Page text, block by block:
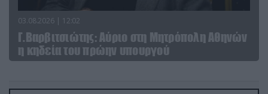
03.08.2026 | 12:02
Γ.Βαρβιτσιώτης: Aύριο στη Μητρόπολη Αθηνών
η κηδεία του πρώην υπουργού